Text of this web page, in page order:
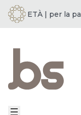
| per la